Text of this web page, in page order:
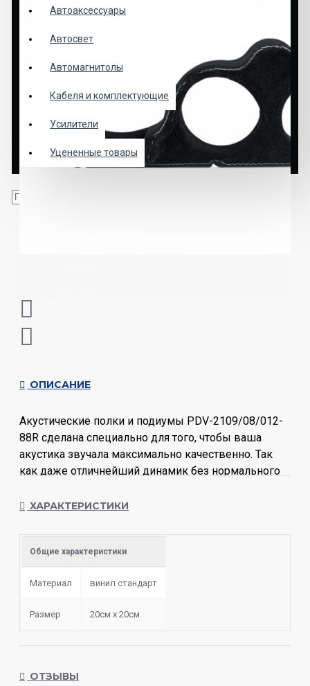
Автоаксессуары
Автосвет
Автомагнитолы
Кабеля и комплектующие
Усилители
Уцененные товары
ОПИСАНИЕ
Акустические полки и подиумы PDV-2109/08/012-
88R сделана специально для того, чтобы ваша
акустика звучала максимально качественно. Так
как даже отличнейший динамик без нормального
таких случаях происходит акустическое короткое
И остаются только средние частоты – унылый и
невнятный звук.
ХАРАКТЕРИСТИКИ
Общие характеристики
Материал винил стандарт
Размер 20см х 20см
ОТЗЫВЫ